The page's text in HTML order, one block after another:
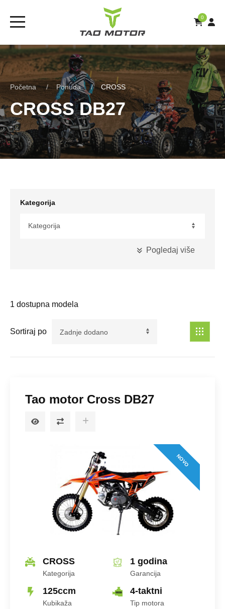
0
Početna Ponuda CROSS
CROSS DB27
Kategorija
Maksimalna Snaga
Broj Cilindara
Pogledaj više
1 dostupna modela
Sortiraj po
Tao motor Cross DB27
NOVO
CROSS
Kategorija
1 godina
Garancija
125ccm
Kubikaža
4-taktni
Tip motora